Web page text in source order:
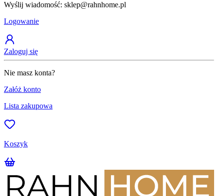
Wyślij wiadomość: sklep@rahnhome.pl
Logowanie
Zaloguj się
Nie masz konta?
Załóż konto
Lista zakupowa
Koszyk